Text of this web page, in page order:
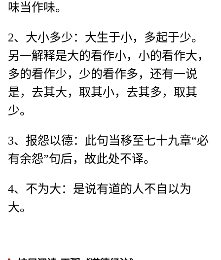
味当作味。
2、大小多少：大生于小，多起于少。
另一解释是大的看作小，小的看作大，
多的看作少，少的看作多，还有一说
是，去其大，取其小，去其多，取其
少。
3、报怨以德：此句当移至七十九章“必
有余怨”句后，故此处不译。
4、不为大：是说有道的人不自以为
大。